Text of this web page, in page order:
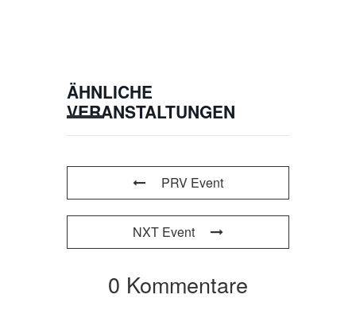
ÄHNLICHE
VERANSTALTUNGEN
PRV Event
NXT Event
0 Kommentare